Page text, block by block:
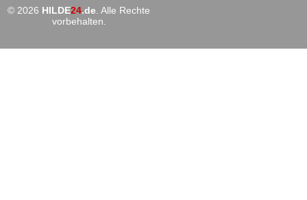
© 2026 HILDE24.de . Alle Rechte
vorbehalten.